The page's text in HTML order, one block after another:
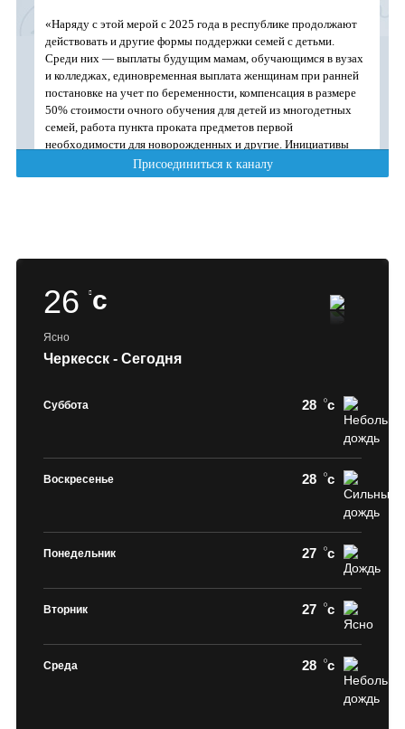
26 c
Ясно
Черкесск - Сегодня
Суббота 28 c
Воскресенье 28 c
Понедельник 27 c
Вторник 27 c
Среда 28 c